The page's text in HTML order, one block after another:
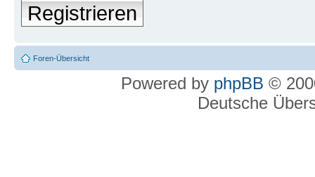
Registrieren
Foren-Übersicht
Powered by phpBB ©
Deutsche